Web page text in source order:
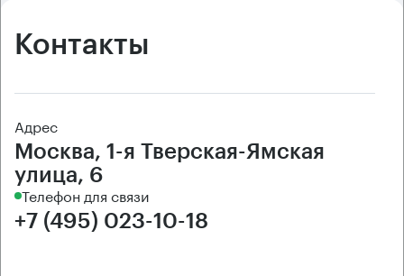
Контакты
Адрес
Москва, 1-я Тверская-Ямская
улица, 6
Телефон для связи
+7 (495) 023-10-18